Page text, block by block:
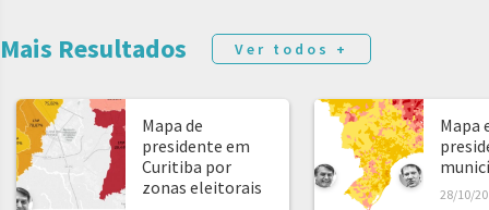
Mais Resultados Ver todos +
Mapa de
presidente em
Curitiba por
zonas eleitorais
Mapa
28/10/